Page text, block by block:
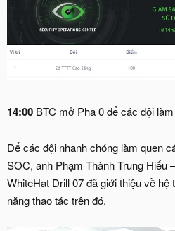
14:00 BTC mở Pha 0 để các đội
Để các đội nhanh chóng làm quen
SOC, anh Phạm Thành Trung Hiếu
WhiteHat Drill 07 đã giới thiệu về
năng thao tác trên đó.